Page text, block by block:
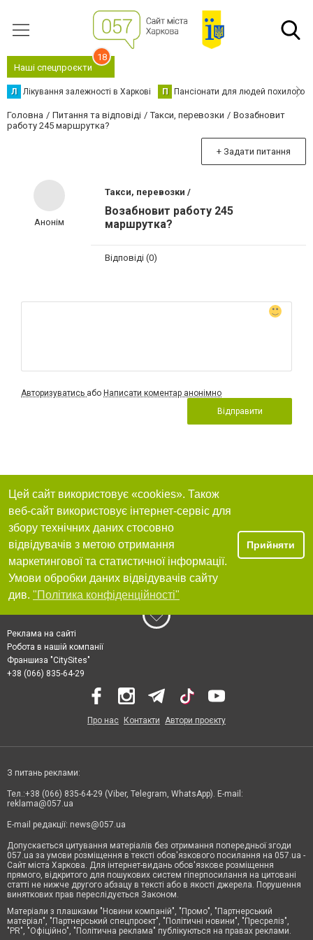
Наші спецпроєкти
18
Л Лікування залежності в Харкові П Пансіонати для людей похилого
Головна Питання та відповіді Такси, перевозки
Возабновит
работу 245 маршрутка?
+ Задати питання
Анонім
Такси, перевозки /
Возабновит работу 245
маршрутка?
Відповіді (0)
Авторизуватись або Написати коментар анонімно
Відправити
Цей сайт використовує «cookies». Також
веб-сайт використовує інтернет-сервіс для
збору технічних даних стосовно
відвідувачів з метою отримання
маркетингової та статистичної інформації.
Умови обробки даних відвідувачів сайту
див. "Політика конфіденційності"
Прийняти
Реклама на сайті
Робота в нашій компанії
Франшиза "CitySites"
+38 (066) 835-64-29
Про нас Контакти Автори проєкту
З питань реклами:
Тел.:+38 (066) 835-64-29 (Viber, Telegram, WhatsApp). E-mail:
reklama@057.ua
E-mail редакції: news@057.ua
Допускається цитування матеріалів без отримання попередньої згоди
057.ua за умови розміщення в тексті обов'язкового посилання на 057.ua -
Сайт міста Харкова. Для інтернет-видань обов'язкове розміщення
прямого, відкритого для пошукових систем гіперпосилання на цитовані
статті не нижче другого абзацу в тексті або в якості джерела. Порушення
виняткових прав переслідується Законом.
Матеріали з плашками "Новини компаній", "Промо", "Партнерський
матеріал", "Партнерський спецпроєкт", "Політичні новини", "Пресреліз",
"PR", "Офіційно", "Політична реклама" публікуються на правах реклами.